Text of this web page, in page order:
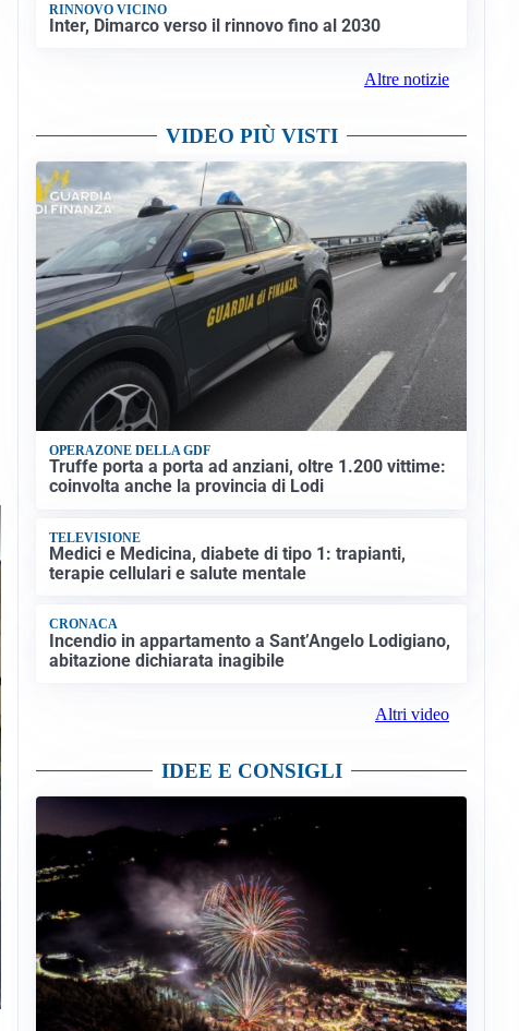
RINNOVO VICINO
Inter, Dimarco verso il rinnovo fino al 2030
Altre notizie
VIDEO PIÙ VISTI
OPERAZONE DELLA GDF
Truffe porta a porta ad anziani, oltre 1.200 vittime:
coinvolta anche la provincia di Lodi
TELEVISIONE
Medici e Medicina, diabete di tipo 1: trapianti,
terapie cellulari e salute mentale
CRONACA
Incendio in appartamento a Sant’Angelo Lodigiano,
abitazione dichiarata inagibile
Altri video
IDEE E CONSIGLI